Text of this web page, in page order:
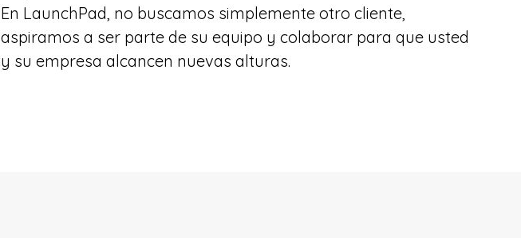
En LaunchPad, no buscamos simplemente otro cliente,
aspiramos a ser parte de su equipo y colaborar para que usted
y su empresa alcancen nuevas alturas.